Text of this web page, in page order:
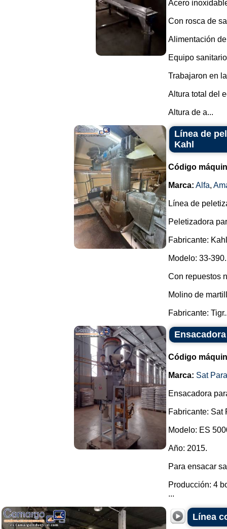
Acero
Con rosca de
Alimentación
Equipo
Trabajaron en
Altura total del
Altura de a...
Línea de
Kahl
Código
Marca: Alfa,
Línea de
Peletizadora
Fabricante:
Modelo: 33-390.
Con repuestos
Molino de
Fabricante:
Código
Marca: Sat
Ensacadora
Fabricante: Sat
Modelo: ES
Año: 2015.
Para ensacar
Producción: 4
...
Línea